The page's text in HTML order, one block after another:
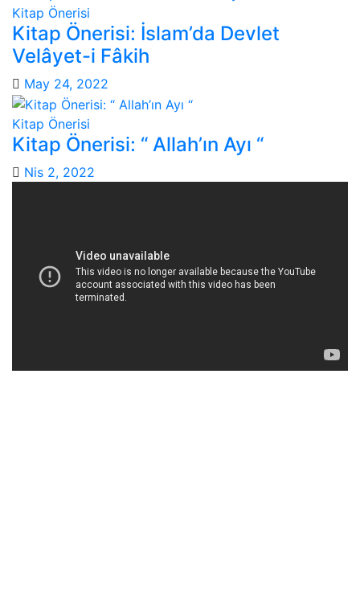
Kitap Önerisi
Kitap Önerisi: İslam’da Devlet
Velâyet-i Fâkih
May 24, 2022
Kitap Önerisi
Kitap Önerisi: “ Allah’ın Ayı “
Nis 2, 2022